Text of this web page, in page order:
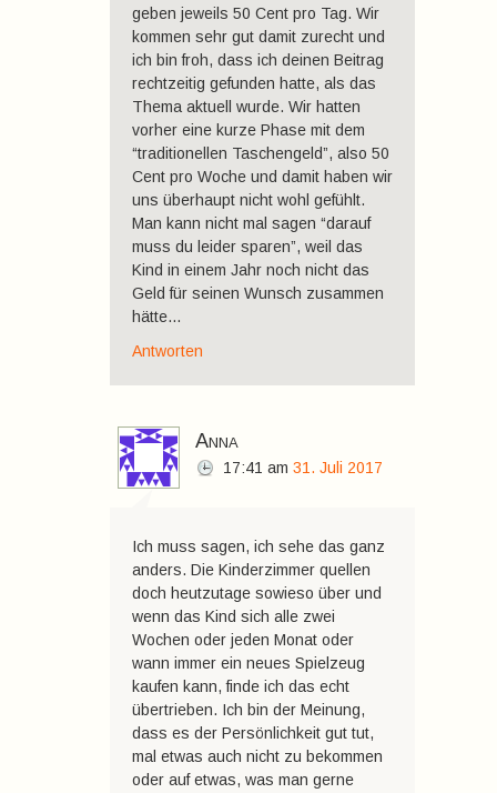
geben jeweils 50 Cent pro Tag. Wir
kommen sehr gut damit zurecht und
ich bin froh, dass ich deinen Beitrag
rechtzeitig gefunden hatte, als das
Thema aktuell wurde. Wir hatten
vorher eine kurze Phase mit dem
“traditionellen Taschengeld”, also 50
Cent pro Woche und damit haben wir
uns überhaupt nicht wohl gefühlt.
Man kann nicht mal sagen “darauf
muss du leider sparen”, weil das
Kind in einem Jahr noch nicht das
Geld für seinen Wunsch zusammen
hätte…
Antworten
Anna
17:41 am 31. Juli 2017
Ich muss sagen, ich sehe das ganz
anders. Die Kinderzimmer quellen
doch heutzutage sowieso über und
wenn das Kind sich alle zwei
Wochen oder jeden Monat oder
wann immer ein neues Spielzeug
kaufen kann, finde ich das echt
übertrieben. Ich bin der Meinung,
dass es der Persönlichkeit gut tut,
mal etwas auch nicht zu bekommen
oder auf etwas, was man gerne